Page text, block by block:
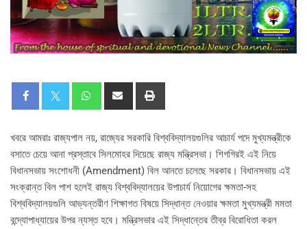
খবরে আমরাঃ রাজ্যপাল নয়, রাজ্যের সরকারি বিশ্ববিদ্যালয়গুলির আচার্য পদে মুখ্যমন্ত্রীকে
বসাতে চেয়ে আনা প্রস্তাবে সিলমোহর দিয়েছে রাজ্য মন্ত্রিসভা। শিগগিরই এই নিয়ে
বিধানসভায় সংশোধনী (Amendment) বিল আনতে চলেছে সরকার। বিধানসভায় এই
সংক্রান্ত বিল পাশ হলেই রাজ্য বিশ্ববিদ্যালয়ের উপাচার্য নিয়োগের ক্ষমতা-সহ
বিশ্ববিদ্যালয়গুলি আভ্যন্তরীণ শিক্ষাগত বিষয়ে সিদ্ধান্ত নেওয়ার ক্ষমতা মুখ্যমন্ত্রী মমতা
বন্দ্যোপাধ্যায়ের উপর ন্যস্ত হবে। মন্ত্রিসভার এই সিদ্ধান্তের তীব্র বিরোধিতা করল